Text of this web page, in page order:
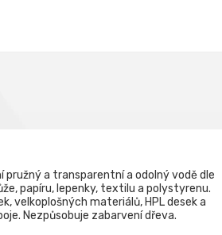
pružný a transparentní a odolný vodě dle
papíru, lepenky, textilu a polystyrenu.
velkoplošných materiálů, HPL desek a
Nezpůsobuje zabarvení dřeva.